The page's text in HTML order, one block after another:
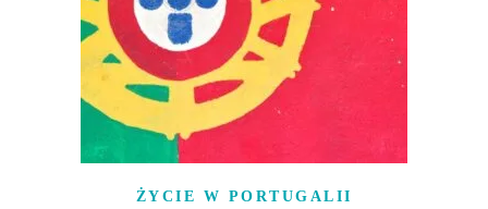
ŻYCIE W PORTUGALII